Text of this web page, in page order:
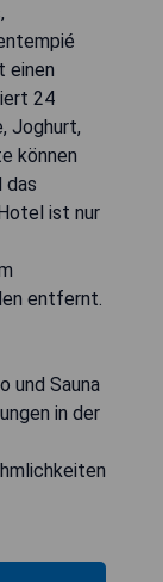
einen
24
Joghurt,
können
das
ist nur
entfernt.
und Sauna
in der